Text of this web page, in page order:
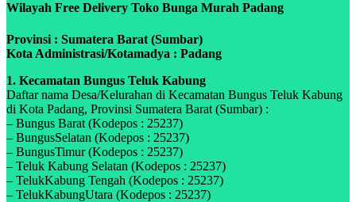
Wilayah Free Delivery Toko Bunga Murah Padang
Provinsi : Sumatera Barat (Sumbar)
Kota Administrasi/Kotamadya : Padang
1. Kecamatan Bungus Teluk Kabung
Daftar nama Desa/Kelurahan di Kecamatan Bungus Teluk Kabung
di Kota Padang, Provinsi Sumatera Barat (Sumbar) :
– Bungus Barat (Kodepos : 25237)
– BungusSelatan (Kodepos : 25237)
– BungusTimur (Kodepos : 25237)
– Teluk Kabung Selatan (Kodepos : 25237)
– TelukKabung Tengah (Kodepos : 25237)
– TelukKabungUtara (Kodepos : 25237)